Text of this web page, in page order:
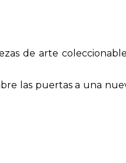
de arte
las puertas a una